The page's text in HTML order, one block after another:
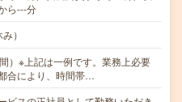
ら---分
）
）※上記は一例です。業務上必要
合により、時間帯…